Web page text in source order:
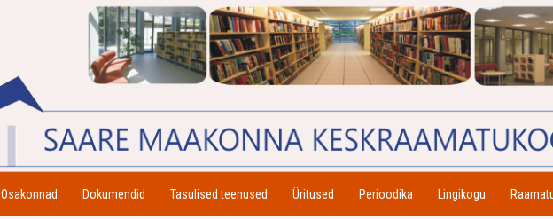
Osakonnad Dokumendid Tasulised teenused Üritused Perioodika Lingikogu